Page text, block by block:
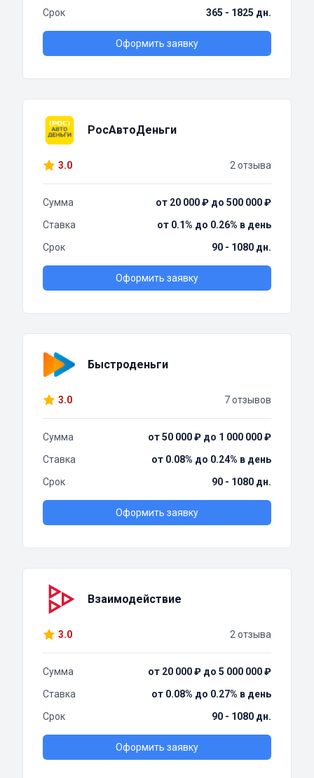
Срок
365 - 1825 дн.
Оформить заявку
РосАвтоДеньги
3.0 2 отзыва
Сумма
от 20 000 ₽ до 500 000 ₽
Ставка
от 0.1% до 0.26% в день
Срок
90 - 1080 дн.
Оформить заявку
Быстроденьги
3.0 7 отзывов
Сумма
от 50 000 ₽ до 1 000 000 ₽
Ставка
от 0.08% до 0.24% в день
Срок
90 - 1080 дн.
Оформить заявку
Взаимодействие
3.0 2 отзыва
Сумма
от 20 000 ₽ до 5 000 000 ₽
Ставка
от 0.08% до 0.27% в день
Срок
90 - 1080 дн.
Оформить заявку